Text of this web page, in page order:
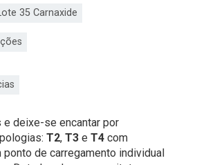
35 Carnaxide
e deixe-se encantar por
T2, T3 e T4 com
ponto de carregamento individual